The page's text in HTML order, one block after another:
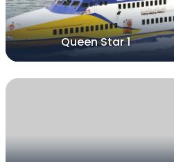
Queen Star 1